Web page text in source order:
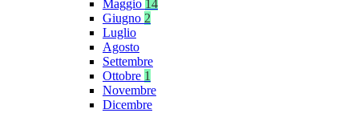
Maggio 14
Giugno 2
Luglio
Agosto
Settembre
Ottobre 1
Novembre
Dicembre